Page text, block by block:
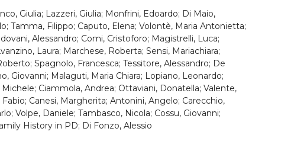
Giulia; Lazzeri, Giulia; Monfrini, Edoardo; Di Maio,
Tamma, Filippo; Caputo, Elena; Volontè, Maria Antonietta;
Alessandro; Comi, Cristoforo; Magistrelli, Luca;
Laura; Marchese, Roberta; Sensi, Mariachiara;
Spagnolo, Francesca; Tessitore, Alessandro; De
Giovanni; Malaguti, Maria Chiara; Lopiano, Leonardo;
Michele; Ciammola, Andrea; Ottaviani, Donatella; Valente,
Canesi, Margherita; Antonini, Angelo; Carecchio,
Volpe, Daniele; Tambasco, Nicola; Cossu, Giovanni;
History in PD; Di Fonzo, Alessio